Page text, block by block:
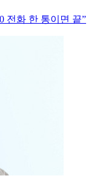
전화 한 통이면 끝”